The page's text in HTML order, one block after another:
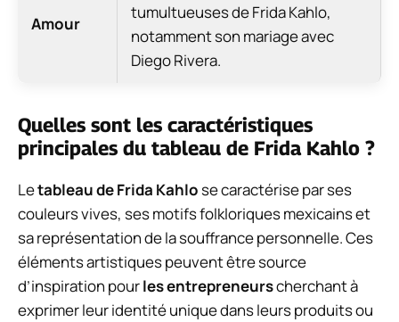
Amour
tumultueuses de Frida Kahlo,
notamment son mariage avec
Diego Rivera.
Quelles sont les caractéristiques
principales du tableau de Frida Kahlo ?
Letableau de Frida Kahlose caractérise par ses
couleurs vives, ses motifs folkloriques mexicains et
sa représentation de la souffrance personnelle. Ces
éléments artistiques peuvent être source
d’inspiration pourles entrepreneurscherchant à
exprimer leur identité unique dans leurs produits ou